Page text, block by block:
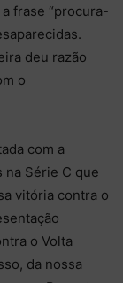
frase “procura-
deu razão
o
com a
Série C que
vitória contra o
o Volta
da nossa